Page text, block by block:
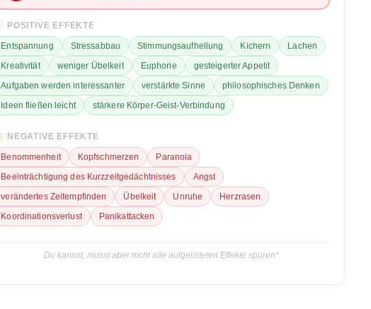
POSITIVE EFFEKTE
Entspannung Stressabbau Stimmungsaufhellung Kichern
Lachen
Kreativität
weniger Übelkeit Euphorie
gesteigerter Appetit
Aufgaben werden interessanter
verstärkte Sinne
philosophisches Denken
Ideen fließen leicht
stärkere Körper-Geist-Verbindung
NEGATIVE EFFEKTE
Benommenheit Kopfschmerzen
Paranoia
Beeinträchtigung des Kurzzeitgedächtnisses
Angst
verändertes Zeitempfinden
Übelkeit Unruhe
Herzrasen
Koordinationsverlust
Panikattacken
Du kannst, musst aber nicht alle aufgelisteten Effekte spüren*